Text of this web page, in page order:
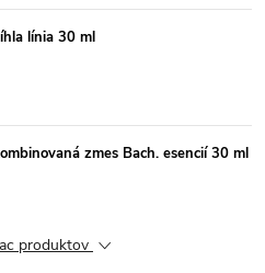
línia 30 ml
zmes Bach. esencií 30 ml
produktov